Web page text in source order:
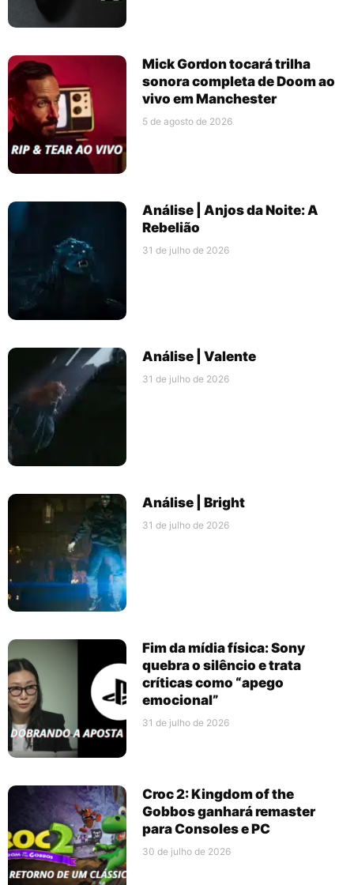
Mick Gordon tocará trilha
sonora completa de Doom ao
vivo em Manchester
5 de agosto de 2026
Análise | Anjos da Noite: A
Rebelião
31 de julho de 2026
Análise | Valente
31 de julho de 2026
Análise | Bright
31 de julho de 2026
Fim da mídia física: Sony
quebra o silêncio e trata
críticas como “apego
emocional”
31 de julho de 2026
Croc 2: Kingdom of the
Gobbos ganhará remaster
para Consoles e PC
30 de julho de 2026